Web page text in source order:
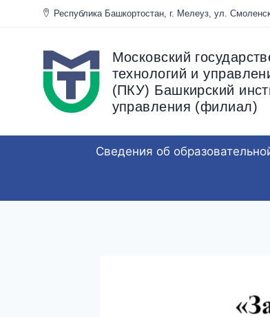
Перейти
Республика Башкортостан, г. Мелеуз, ул.
Московский
технологий и
(ПКУ) Башкирский
управления (филиал)
Сведения об